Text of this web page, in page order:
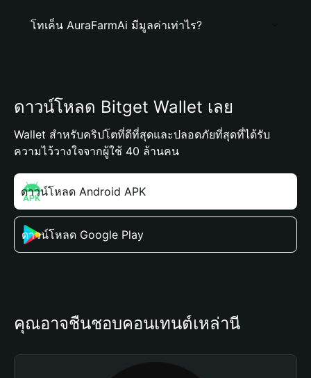
โทเค็น AuraFarmAi มีมูลค่าเท่าไร?
ดาวน์โหลด Bitget Wallet เลย
Wallet สำหรับคริปโตที่ดีที่สุดและปลอดภัยที่สุดที่ได้รับ
ความไว้วางใจจากผู้ใช้ 40 ล้านคน
ดาวน์โหลด Android APK
ดาวน์โหลด Google Play
คุณอาจชื่นชอบคอนเทนต์เหล่านี้